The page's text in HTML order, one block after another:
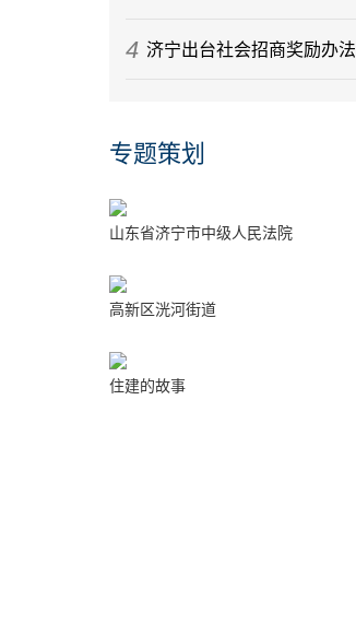
炉
4 济宁出台社会招商奖励办法
专题策划
山东省济宁市中级人民法院
高新区洸河街道
住建的故事